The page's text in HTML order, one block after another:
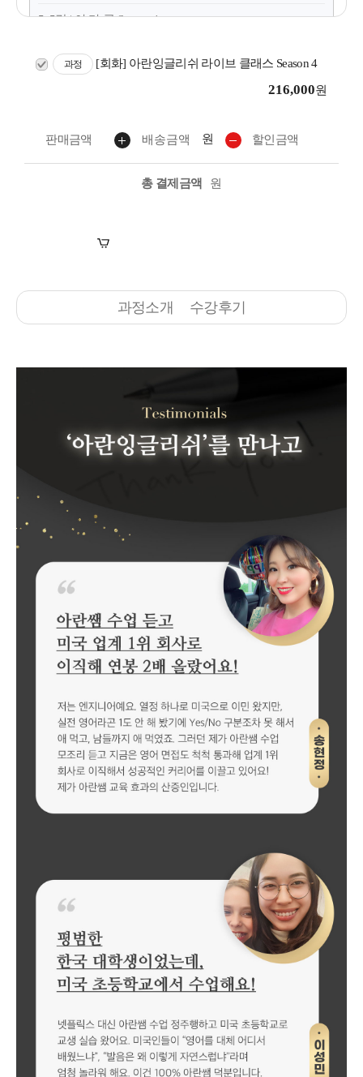
5. 5강 | 아.라.클 Season 4
7. 7강 | 아.라.클 Season 4
과정 [회화] 아란잉글리쉬 라이브 클래스 Season 4
216,000원
판매금액 배송금액 원 할인금액
총 결제금액 원
과정소개 수강후기